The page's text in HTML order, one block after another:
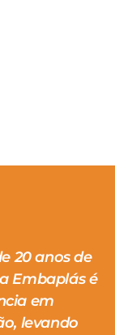
20 anos de
Embaplás é
em
levando